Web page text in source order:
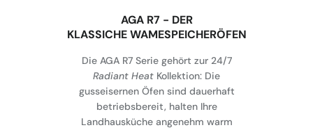
AGA R7 - DER
KLASSICHE WAMESPEICHERÖFEN
Die AGA R7 Serie gehört zur 24/7
Radiant Heat Kollektion: Die
gusseisernen Öfen sind dauerhaft
betriebsbereit, halten Ihre
Landhausküche angenehm warm